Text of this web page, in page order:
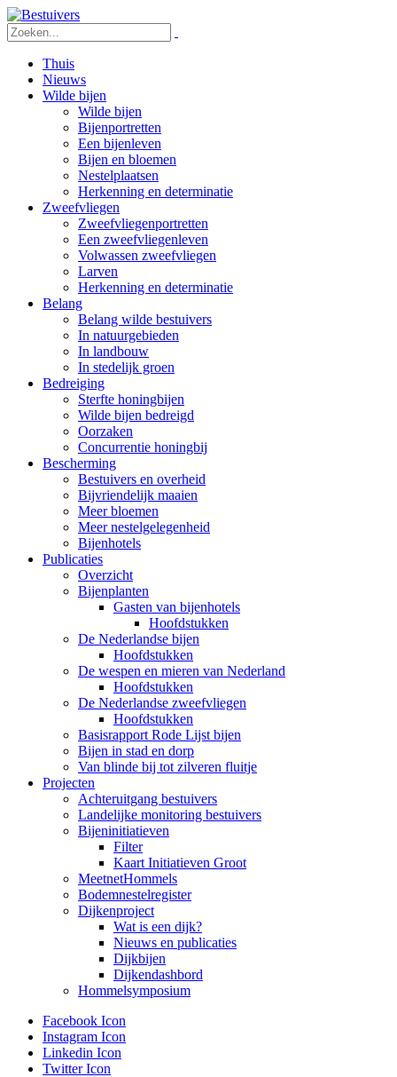
Thuis
Nieuws
Wilde bijen
Wilde bijen
Bijenportretten
Een bijenleven
Bijen en bloemen
Nestelplaatsen
Herkenning en determinatie
Zweefvliegen
Zweefvliegenportretten
Een zweefvliegenleven
Volwassen zweefvliegen
Larven
Herkenning en determinatie
Belang
Belang wilde bestuivers
In natuurgebieden
In landbouw
In stedelijk groen
Bedreiging
Sterfte honingbijen
Wilde bijen bedreigd
Oorzaken
Concurrentie honingbij
Bescherming
Bestuivers en overheid
Bijvriendelijk maaien
Meer bloemen
Meer nestelgelegenheid
Bijenhotels
Publicaties
Overzicht
Bijenplanten
Gasten van bijenhotels
Hoofdstukken
De Nederlandse bijen
Hoofdstukken
De wespen en mieren van Nederland
Hoofdstukken
De Nederlandse zweefvliegen
Hoofdstukken
Basisrapport Rode Lijst bijen
Bijen in stad en dorp
Van blinde bij tot zilveren fluitje
Projecten
Achteruitgang bestuivers
Landelijke monitoring bestuivers
Bijeninitiatieven
Filter
Kaart Initiatieven Groot
MeetnetHommels
Bodemnestelregister
Dijkenproject
Wat is een dijk?
Nieuws en publicaties
Dijkbijen
Dijkendashbord
Hommelsymposium
Facebook Icon
Instagram Icon
Linkedin Icon
Twitter Icon